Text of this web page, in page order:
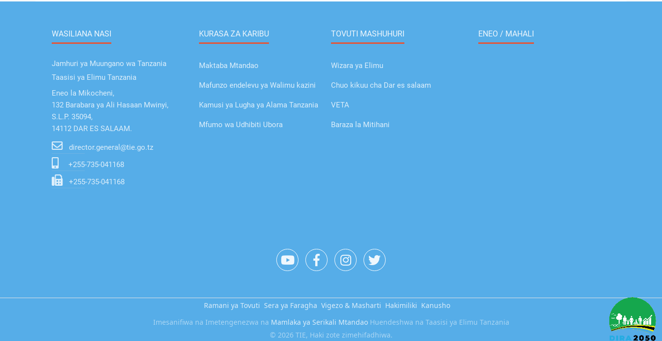
WASILIANA NASI
Jamhuri ya Muungano wa Tanzania
Taasisi ya Elimu Tanzania
Eneo la Mikocheni,
132 Barabara ya Ali Hasaan Mwinyi,
S.L.P. 35094,
14112 DAR ES SALAAM.
director.general@tie.go.tz
+255-735-041168
+255-735-041168
KURASA ZA KARIBU
Maktaba Mtandao
Mafunzo endelevu ya Walimu kazini
Kamusi ya Lugha ya Alama Tanzania
Mfumo wa Udhibiti Ubora
TOVUTI MASHUHURI
Wizara ya Elimu
Chuo kikuu cha Dar es salaam
VETA
Baraza la Mitihani
ENEO / MAHALI
Ramani ya Tovuti Sera ya Faragha Vigezo & Masharti Hakimiliki Kanusho
Imesanifiwa na Imetengenezwa na Mamlaka ya Serikali MtandaoHuendeshwa na Taasisi ya Elimu Tanzania
© 2026 TIE, Haki zote zimehifadhiwa.